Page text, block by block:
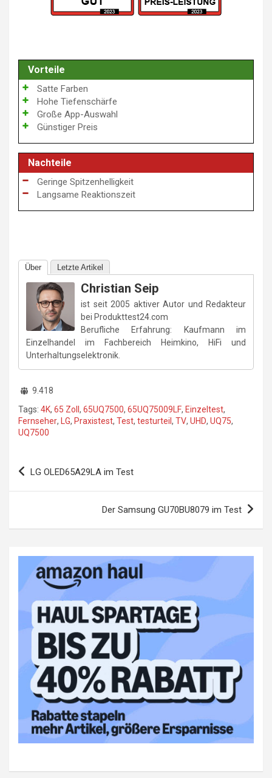
Vorteile
Satte Farben
Hohe Tiefenschärfe
Große App-Auswahl
Günstiger Preis
Nachteile
Geringe Spitzenhelligkeit
Langsame Reaktionszeit
Über Letzte Artikel
Christian Seip
ist seit 2005 aktiver Autor und Redakteur
bei Produkttest24.com
Berufliche Erfahrung: Kaufmann im
Einzelhandel im Fachbereich Heimkino, HiFi und
Unterhaltungselektronik.
9.418
Tags: 4K, 65 Zoll, 65UQ7500, 65UQ75009LF, Einzeltest,
Fernseher, LG, Praxistest, Test, testurteil, TV, UHD, UQ75,
UQ7500
Beitragsnavigation
LG OLED65A29LA im Test
Der Samsung GU70BU8079 im Test